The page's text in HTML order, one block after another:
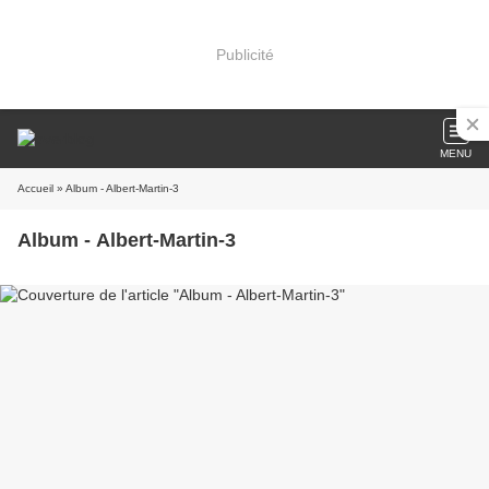
Publicité
MENU
Accueil » Album - Albert-Martin-3
Album - Albert-Martin-3